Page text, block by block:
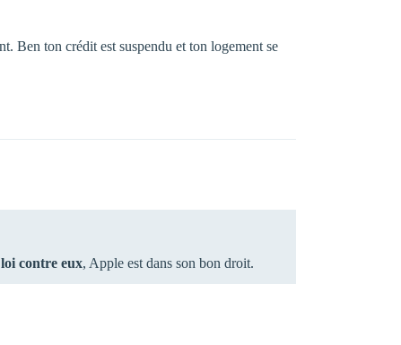
Ben ton crédit est suspendu et ton logement se
contre eux, Apple est dans son bon droit.